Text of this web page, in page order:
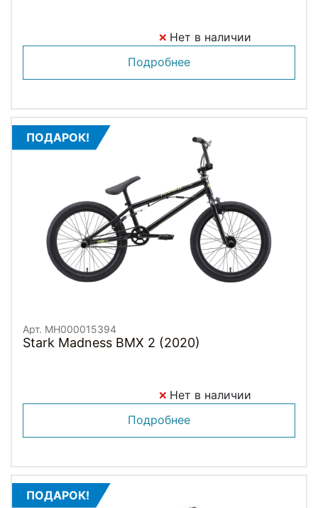
Нет в наличии
Подробнее
ПОДАРОК!
Арт. MH000015394
Stark Madness BMX 2 (2020)
Нет в наличии
Подробнее
ПОДАРОК!